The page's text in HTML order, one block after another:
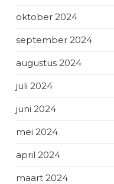
oktober 2024
september 2024
augustus 2024
juli 2024
juni 2024
mei 2024
april 2024
maart 2024